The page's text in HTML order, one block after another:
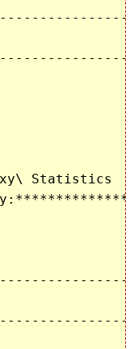
Statistics